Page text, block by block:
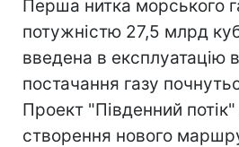
Перша нитка морського
потужністю 27,5 млрд
введена в експлуатацію
постачання газу
Проект "Південний
створення нового